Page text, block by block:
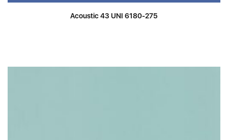
Acoustic 43 UNI 6180-275